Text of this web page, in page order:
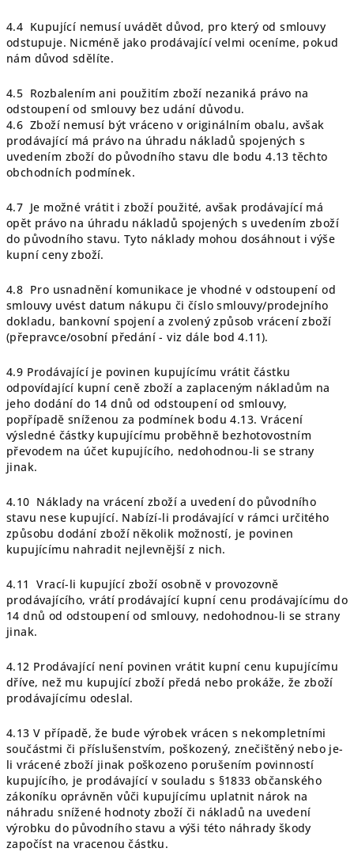
4.4 Kupující nemusí uvádět důvod, pro který od smlouvy
odstupuje. Nicméně jako prodávající velmi oceníme, pokud
nám důvod sdělíte.
4.5 Rozbalením ani použitím zboží nezaniká právo na
odstoupení od smlouvy bez udání důvodu.
4.6 Zboží nemusí být vráceno v originálním obalu, avšak
prodávající má právo na úhradu nákladů spojených s
uvedením zboží do původního stavu dle bodu 4.13 těchto
obchodních podmínek.
4.7 Je možné vrátit i zboží použité, avšak prodávající má
opět právo na úhradu nákladů spojených s uvedením zboží
do původního stavu. Tyto náklady mohou dosáhnout i výše
kupní ceny zboží.
4.8 Pro usnadnění komunikace je vhodné v odstoupení od
smlouvy uvést datum nákupu či číslo smlouvy/prodejního
dokladu, bankovní spojení a zvolený způsob vrácení zboží
(přepravce/osobní předání - viz dále bod 4.11).
4.9 Prodávající je povinen kupujícímu vrátit částku
odpovídající kupní ceně zboží a zaplaceným nákladům na
jeho dodání do 14 dnů od odstoupení od smlouvy,
popřípadě sníženou za podmínek bodu 4.13. Vrácení
výsledné částky kupujícímu proběhně bezhotovostním
převodem na účet kupujícího, nedohodnou-li se strany
jinak.
4.10 Náklady na vrácení zboží a uvedení do původního
stavu nese kupující. Nabízí-li prodávající v rámci určitého
způsobu dodání zboží několik možností, je povinen
kupujícímu nahradit nejlevnější z nich.
4.11 Vrací-li kupující zboží osobně v provozovně
prodávajícího, vrátí prodávající kupní cenu prodávajícímu do
14 dnů od odstoupení od smlouvy, nedohodnou-li se strany
jinak.
4.12 Prodávající není povinen vrátit kupní cenu kupujícímu
dříve, než mu kupující zboží předá nebo prokáže, že zboží
prodávajícímu odeslal.
4.13 V případě, že bude výrobek vrácen s nekompletními
součástmi či příslušenstvím, poškozený, znečištěný nebo je-
li vrácené zboží jinak poškozeno porušením povinností
kupujícího, je prodávající v souladu s §1833 občanského
zákoníku oprávněn vůči kupujícímu uplatnit nárok na
náhradu snížené hodnoty zboží či nákladů na uvedení
výrobku do původního stavu a výši této náhrady škody
započíst na vracenou částku.